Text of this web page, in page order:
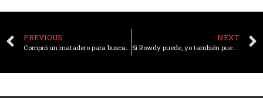
PREVIOUS
Compró un matadero para buscar a su perrito perdido y terminó salvando a 2.000 más
NEXT
Si Rowdy puede, yo también puedo: el niño que superó la depresión al conocer a un perro con vitiligo